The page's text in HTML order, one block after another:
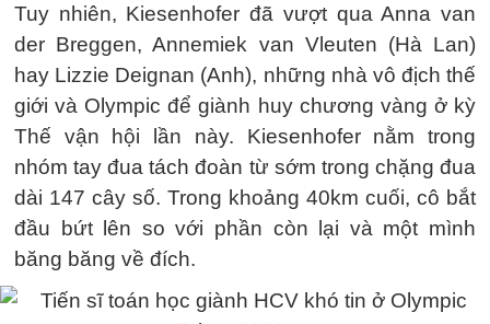
Tuy nhiên, Kiesenhofer đã vượt qua Anna van
der Breggen, Annemiek van Vleuten (Hà Lan)
hay Lizzie Deignan (Anh), những nhà vô địch thế
giới và Olympic để giành huy chương vàng ở kỳ
Thế vận hội lần này. Kiesenhofer nằm trong
nhóm tay đua tách đoàn từ sớm trong chặng đua
dài 147 cây số. Trong khoảng 40km cuối, cô bắt
đầu bứt lên so với phần còn lại và một mình
băng băng về đích.